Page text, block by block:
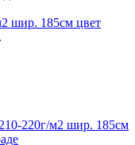
шир. 185см цвет